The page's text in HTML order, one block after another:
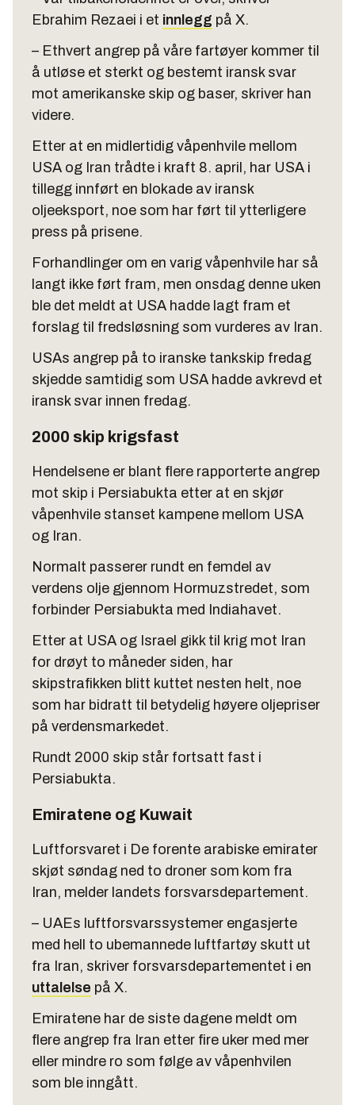
Ebrahim Rezaei i et innlegg på X.
– Ethvert angrep på våre fartøyer kommer til
å utløse et sterkt og bestemt iransk svar
mot amerikanske skip og baser, skriver han
videre.
Etter at en midlertidig våpenhvile mellom
USA og Iran trådte i kraft 8. april, har USA i
tillegg innført en blokade av iransk
oljeeksport, noe som har ført til ytterligere
press på prisene.
Forhandlinger om en varig våpenhvile har så
langt ikke ført fram, men onsdag denne uken
ble det meldt at USA hadde lagt fram et
forslag til fredsløsning som vurderes av Iran.
USAs angrep på to iranske tankskip fredag
skjedde samtidig som USA hadde avkrevd et
iransk svar innen fredag.
2000 skip krigsfast
Hendelsene er blant flere rapporterte angrep
mot skip i Persiabukta etter at en skjør
våpenhvile stanset kampene mellom USA
og Iran.
Normalt passerer rundt en femdel av
verdens olje gjennom Hormuzstredet, som
forbinder Persiabukta med Indiahavet.
Etter at USA og Israel gikk til krig mot Iran
for drøyt to måneder siden, har
skipstrafikken blitt kuttet nesten helt, noe
som har bidratt til betydelig høyere oljepriser
på verdensmarkedet.
Rundt 2000 skip står fortsatt fast i
Persiabukta.
Emiratene og Kuwait
Luftforsvaret i De forente arabiske emirater
skjøt søndag ned to droner som kom fra
Iran, melder landets forsvarsdepartement.
– UAEs luftforsvarssystemer engasjerte
med hell to ubemannede luftfartøy skutt ut
fra Iran, skriver forsvarsdepartementet i en
uttalelse på X.
Emiratene har de siste dagene meldt om
flere angrep fra Iran etter fire uker med mer
eller mindre ro som følge av våpenhvilen
som ble inngått.